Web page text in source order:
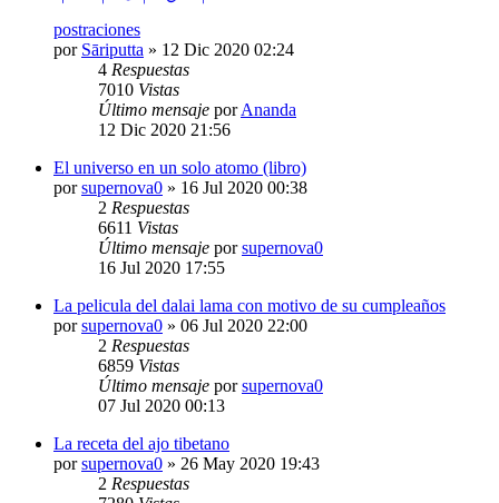
postraciones
por Sāriputta » 12 Dic 2020 02:24
4 Respuestas
7010 Vistas
Último mensaje porAnanda
12 Dic 2020 21:56
El universo en un solo atomo (libro)
porsupernova0 » 16 Jul 2020 00:38
2 Respuestas
6611 Vistas
Último mensaje porsupernova0
16 Jul 2020 17:55
La pelicula del dalai lama con motivo de su cumpleaños
porsupernova0 » 06 Jul 2020 22:00
2 Respuestas
6859 Vistas
Último mensaje porsupernova0
07 Jul 2020 00:13
La receta del ajo tibetano
porsupernova0 » 26 May 2020 19:43
2 Respuestas